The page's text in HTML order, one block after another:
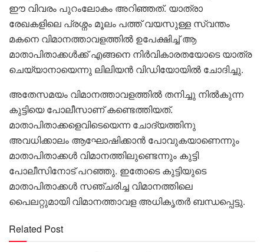
ഈ വിവരം പുറംലോകം അറിഞ്ഞത്. യാത്രാ
രേഖകളിലെ പ്രശ്നം മൂലം പത്ത് വയസുള്ള സ്വന്തം
മകനെ വിമാനത്താവളത്തിൽ ഉപേക്ഷിച്ച് ആ
മാതാപിതാക്കൾക്ക് എങ്ങനെ നിർവികാരതയോടെ യാത്ര
ചെയ്യാനായെന്നു ലിലിയൻ വിഡിയോയിൽ ചോദിച്ചു.
അതേസമയം വിമാനത്താവളത്തിൽ തനിച്ചു നിൽകുന്ന
കുട്ടിയെ പോലീസാണ് കണ്ടെത്തിയത്.
മാതാപിതാക്കളെവിടെയെന്ന ചോദ്യത്തിനു
അവധിക്കാലം ആഘോഷിക്കാൻ പോവുകയാണെന്നും
മാതാപിതാക്കൾ വിമാനത്തിലുണ്ടെന്നും കുട്ടി
പോലീസിനോട് പറഞ്ഞു. ഇതോടെ കുട്ടിയുടെ
മാതാപിതാക്കൾ സഞ്ചരിച്ച വിമാനത്തിലെ
പൈലറ്റുമായി വിമാനത്താവള അധികൃതർ ബന്ധപ്പെട്ടു.
Related Post